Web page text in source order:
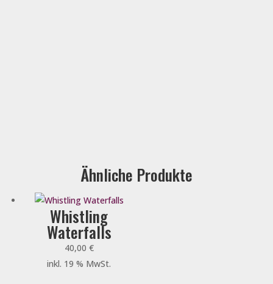
Ähnliche Produkte
Whistling
Waterfalls
40,00 €
inkl. 19 % MwSt.